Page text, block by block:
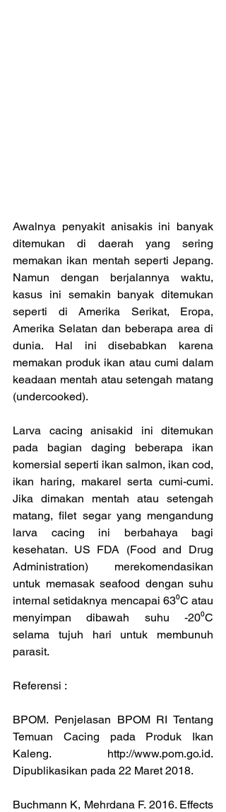
Awalnya penyakit anisakis ini banyak
ditemukan di daerah yang sering
memakan ikan mentah seperti Jepang.
Namun dengan berjalannya waktu,
kasus ini semakin banyak ditemukan
seperti di Amerika Serikat, Eropa,
Amerika Selatan dan beberapa area di
dunia. Hal ini disebabkan karena
memakan produk ikan atau cumi dalam
keadaan mentah atau setengah matang
(undercooked).
Larva cacing anisakid ini ditemukan
pada bagian daging beberapa ikan
komersial seperti ikan salmon, ikan cod,
ikan haring, makarel serta cumi-cumi.
Jika dimakan mentah atau setengah
matang, filet segar yang mengandung
larva cacing ini berbahaya bagi
kesehatan. US FDA (Food and Drug
Administration) merekomendasikan
untuk memasak seafood dengan suhu
internal setidaknya mencapai 63⁰C atau
menyimpan dibawah suhu -20⁰C
selama tujuh hari untuk membunuh
parasit.
Referensi :
BPOM. Penjelasan BPOM RI Tentang
Temuan Cacing pada Produk Ikan
Kaleng. http://www.pom.go.id.
Dipublikasikan pada 22 Maret 2018.
Buchmann K, Mehrdana F. 2016. Effects